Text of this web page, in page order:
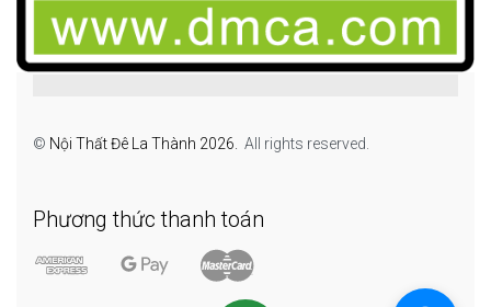
© Nội Thất Đê La Thành 2026. All rights reserved.
Phương thức thanh toán